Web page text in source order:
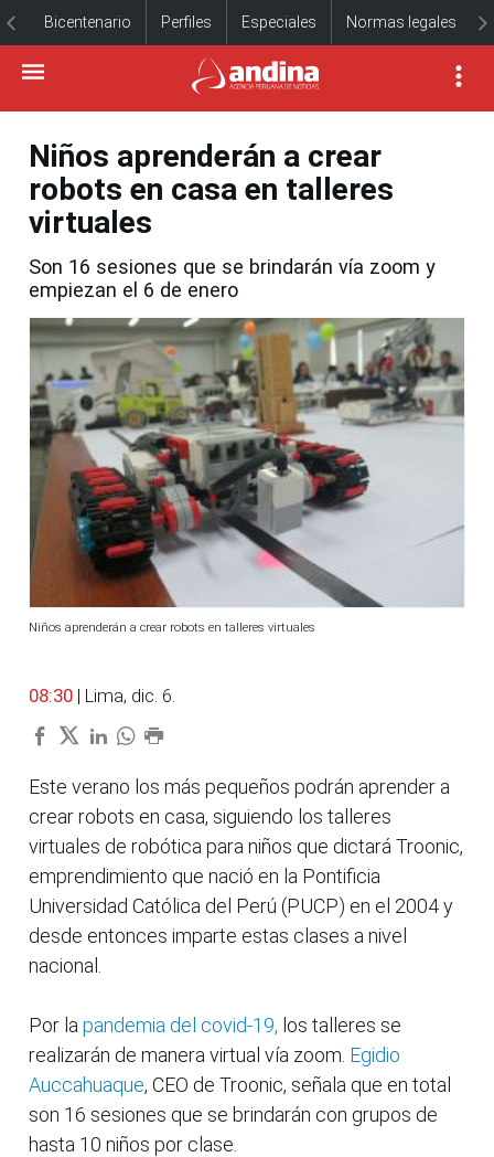
Bicentenario Perfiles Especiales Normas legales
Niños aprenderán a crear
robots en casa en talleres
virtuales
Son 16 sesiones que se brindarán vía zoom y
empiezan el 6 de enero
Niños aprenderán a crear robots en talleres virtuales
08:30 | Lima, dic. 6.
Este verano los más pequeños podrán aprender a
crear robots en casa, siguiendo los talleres
virtuales de robótica para niños que dictará Troonic,
emprendimiento que nació en la Pontificia
Universidad Católica del Perú (PUCP) en el 2004 y
desde entonces imparte estas clases a nivel
nacional.
Por la pandemia del covid-19, los talleres se
realizarán de manera virtual vía zoom. Egidio
Auccahuaque, CEO de Troonic, señala que en total
son 16 sesiones que se brindarán con grupos de
hasta 10 niños por clase.